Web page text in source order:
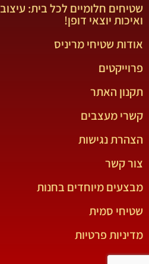
שטיחים חלומיים לכל בית: עיצוב
ואיכות יוצאי דופן!
אודות שטיחי מריניס
פרוייקטים
תקנון האתר
קשרי מעצבים
הצהרת נגישות
צור קשר
מבצעים מיוחדים בחנות
שטיחי סמית
מדיניות פרטיות